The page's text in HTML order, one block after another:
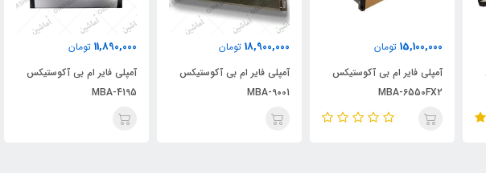
15,100,000 تومان
آمپلی فایر ام بی آکوستیکس
MBA-6550FX2
18,900,000 تومان
آمپلی فایر ام بی آکوستیکس
MBA-9001
11,890,000 تومان
آمپلی فایر ام بی آکوستیکس
MBA-4195